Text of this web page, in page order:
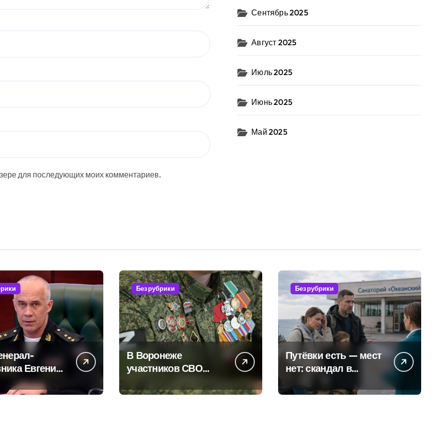
для последующих моих комментариев.
Сентябрь 2025
Август 2025
Июль 2025
Июнь 2025
Май 2025
Евгения
платные
Без рубрики
В Воронеже
участников СВО
удержаться удаётся
Без рубрики
Путёвки есть — мест
нет: скандал в
Владивостока